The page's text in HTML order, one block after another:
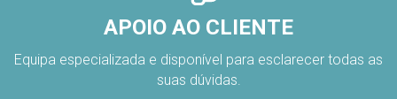
APOIO AO CLIENTE
Equipa especializada e disponível para esclarecer todas as
suas dúvidas.